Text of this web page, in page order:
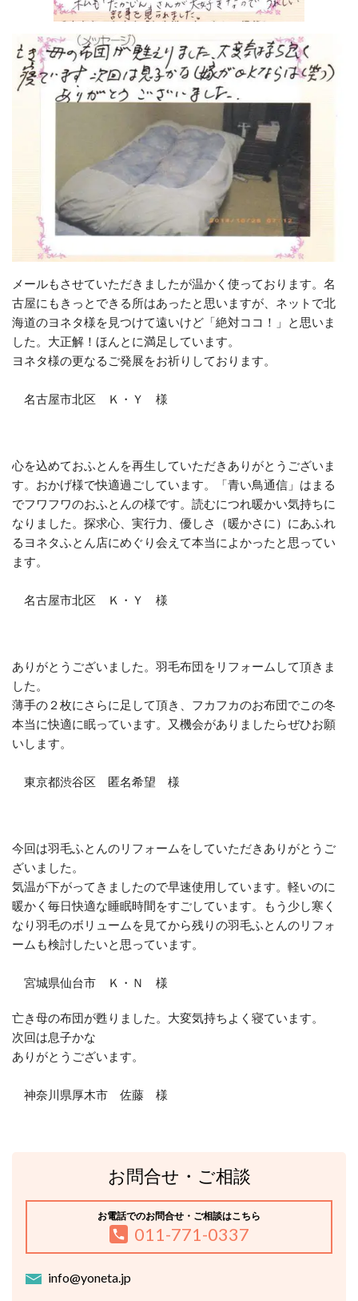
メールもさせていただきましたが温かく使っております。名
古屋にもきっとできる所はあったと思いますが、ネットで北
海道のヨネタ様を見つけて遠いけど「絶対ココ！」と思いま
した。大正解！ほんとに満足しています。
ヨネタ様の更なるご発展をお祈りしております。
名古屋市北区 Ｋ・Ｙ 様
心を込めておふとんを再生していただきありがとうございま
す。 おかげ様で快適過ごしています。「青い鳥通信」はまる
でフワフワのおふとんの様です。読むにつれ暖かい気持ちに
なりました。 探求心、実行力、優しさ（暖かさに）にあふれ
るヨネタふとん店にめぐり会えて本当によかったと思ってい
ます。
名古屋市北区 Ｋ・Ｙ 様
ありがとうございました。 羽毛布団をリフォームして頂きま
した。
薄手の２枚にさらに足して頂き、フカフカのお布団でこの冬
本当に快適に眠っています。又機会がありましたらぜひお願
いします。
東京都渋谷区 匿名希望 様
今回は羽毛ふとんのリフォームをしていただきありがとうご
ざいました。
気温が下がってきましたので早速使用しています。軽いのに
暖かく毎日快適な睡眠時間をすごしています。もう少し寒く
なり羽毛のボリュームを見てから残りの羽毛ふとんのリフォ
ームも検討したいと思っています。
宮城県仙台市 Ｋ・Ｎ 様
亡き母の布団が甦りました。大変気持ちよく寝ています。
次回は息子かな
ありがとうございます。
神奈川県厚木市 佐藤 様
お問合せ・ご相談
お電話でのお問合せ・ご相談はこちら
011-771-0337
info@yoneta.jp